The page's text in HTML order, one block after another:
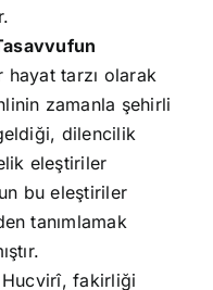
hayat tarzı olarak
zamanla şehirli
dilencilik
eleştiriler
bu eleştiriler
tanımlamak
fakirliği